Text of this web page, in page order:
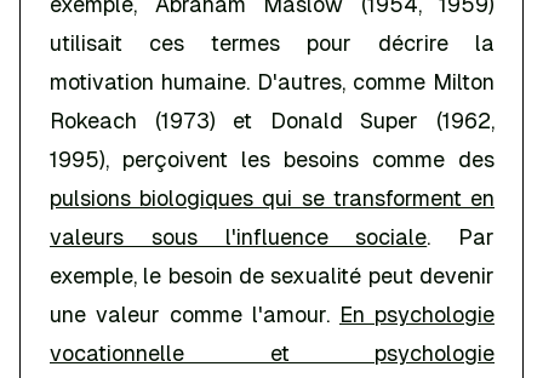
utilisait ces termes pour décrire la
motivation humaine. D'autres, comme Milton
Rokeach (1973) et Donald Super (1962,
1995), perçoivent les besoins comme des
pulsions biologiques qui se transforment en
valeurs sous l'influence sociale. Par
exemple, le besoin de sexualité peut devenir
une valeur comme l'amour. En psychologie
vocationnelle et psychologie